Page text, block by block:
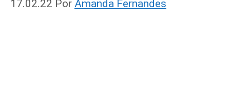
17.02.22 Por Amanda Fernandes